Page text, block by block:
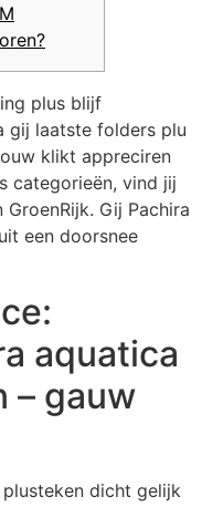
plus blijf
gij laatste folders plu
klikt appreciren
categorieën, vind jij
Gij Pachira
een doorsnee
aquatica
– gauw
dicht gelijk